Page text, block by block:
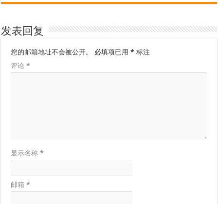
发表回复
您的邮箱地址不会被公开。 必填项已用* 标注
评论*
显示名称*
邮箱*